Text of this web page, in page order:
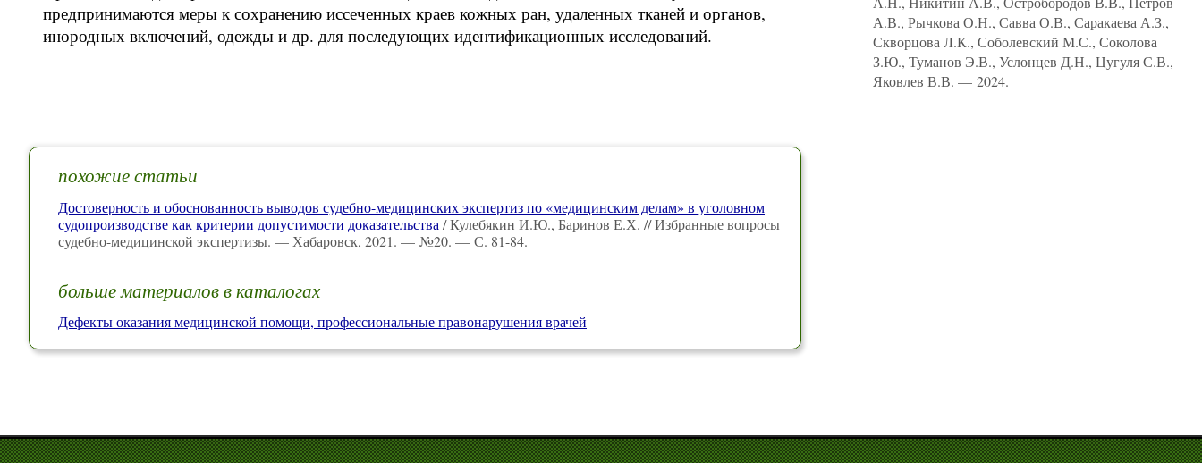
предпринимаются меры к сохранению иссеченных краев кожных ран, удаленных тканей и органов,
инородных включений, одежды и др. для последующих идентификационных исследований.
похожие статьи
Достоверность и обоснованность выводов судебно-медицинских экспертиз по «медицинским делам» в уголовном
судопроизводстве как критерии допустимости доказательства / Кулебякин И.Ю., Баринов Е.Х. // Избранные вопросы
судебно-медицинской экспертизы. — Хабаровск, 2021. — №20. — С. 81-84.
больше материалов в каталогах
Дефекты оказания медицинской помощи, профессиональные правонарушения врачей
А.В., Рычкова О.Н., Савва О.В., Саракаева А.З.,
Скворцова Л.К., Соболевский М.С., Соколова
З.Ю., Туманов Э.В., Услонцев Д.Н., Цугуля С.В.,
Яковлев В.В. — 2024.